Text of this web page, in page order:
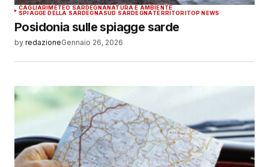
CAGLIARIMETEO SARDEGNANATURA E AMBIENTE
SPIAGGE DELLA SARDEGNASUD SARDEGNATERRITORITOP NEWS
Posidonia sulle spiagge sarde
by redazioneGennaio 26, 2026